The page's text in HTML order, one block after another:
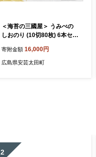
＜海苔の三國屋＞ うみべの
しおのり (10切80枚) 6本セッ
寄附金額 16,000円
広島県安芸太田町
2